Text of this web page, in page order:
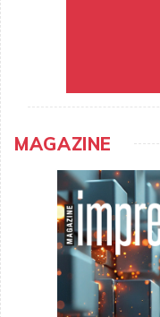
MAGAZINE